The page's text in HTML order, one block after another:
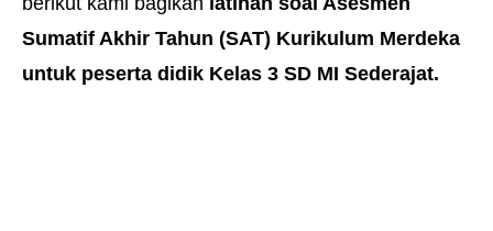
Sumatif Akhir Tahun (SAT) Kurikulum Merdeka
untuk peserta didik Kelas 3 SD MI Sederajat.